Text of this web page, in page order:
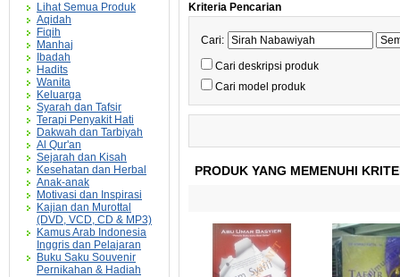
Lihat Semua Produk
Aqidah
Fiqih
Manhaj
Ibadah
Hadits
Wanita
Keluarga
Syarah dan Tafsir
Terapi Penyakit Hati
Dakwah dan Tarbiyah
Al Qur'an
Sejarah dan Kisah
Kesehatan dan Herbal
Anak-anak
Motivasi dan Inspirasi
Kajian dan Murottal
(DVD, VCD, CD & MP3)
Kamus Arab Indonesia
Inggris dan Pelajaran
Buku Saku Souvenir
Pernikahan & Hadiah
Kriteria Pencarian
Cari:
Cari deskripsi produk
Cari model produk
PRODUK YANG MEMENUHI